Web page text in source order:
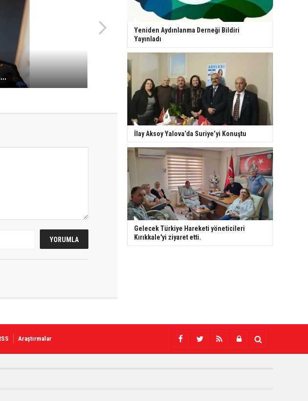
Yeniden Aydınlanma Derneği Bildiri
Yayınladı
İlay Aksoy Yalova’da Suriye’yi Konuştu
Gelecek Türkiye Hareketi yöneticileri
Kırıkkale'yi ziyaret etti.
Araştırmalar